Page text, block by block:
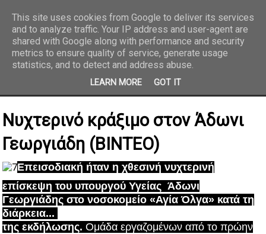
REPORTAZ NET
Νυχτερινό κράξιμο στον Άδωνι
Γεωργιάδη (BINTEO)
Επεισοδιακή ήταν η χθεσινή νυχτερινή
επίσκεψητου υπουργού Υγείας Άδωνι
Γεωργιάδης στο νοσοκομείο «Αγία Όλγα» κατά τη
διάρκεια...
της εκδήλωσης.Ομάδα εργαζομένων από το πρώην
This site uses cookies from Google to deliver its services
and to analyze traffic. Your IP address and user-agent are
shared with Google along with performance and security
metrics to ensure quality of service, generate usage
statistics, and to detect and address abuse.
LEARN MORE GOT IT